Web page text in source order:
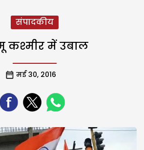
संपादकीय
कश्मीर में उबाल
मई 30, 2016